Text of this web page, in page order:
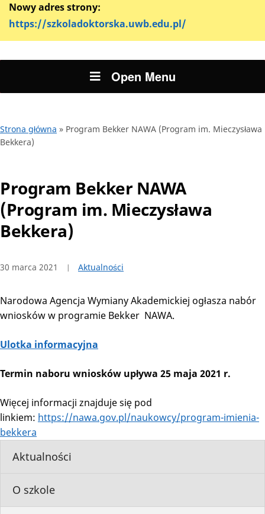
Nowy adres strony:
https://szkoladoktorska.uwb.edu.pl/
Open Menu
Strona główna » Program Bekker NAWA (Program im. Mieczysława
Bekkera)
Aktualności
O szkole
Program Bekker NAWA
(Program im. Mieczysława
Bekkera)
30 marca 2021 Aktualności
Narodowa Agencja Wymiany Akademickiej ogłasza nabór
wniosków w programie Bekker NAWA.
Ulotka informacyjna
Termin naboru wniosków upływa 25 maja 2021 r.
Więcej informacji znajduje się pod
linkiem: https://nawa.gov.pl/naukowcy/program-imienia-
bekkera